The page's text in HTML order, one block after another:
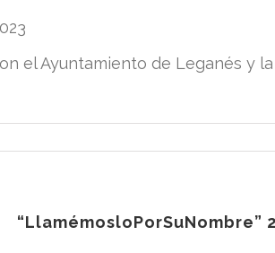
el Ayuntamiento de Leganés y
“LlamémosloPorSuNombre”